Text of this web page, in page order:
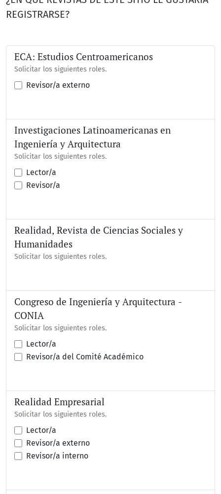
REGISTRARSE?
ECA: Estudios Centroamericanos
Solicitar los siguientes roles.
Revisor/a externo
Investigaciones Latinoamericanas en
Ingeniería y Arquitectura
Solicitar los siguientes roles.
Lector/a
Revisor/a
Realidad, Revista de Ciencias Sociales y
Humanidades
Solicitar los siguientes roles.
Congreso de Ingeniería y Arquitectura -
CONIA
Solicitar los siguientes roles.
Lector/a
Revisor/a del Comité Académico
Realidad Empresarial
Solicitar los siguientes roles.
Lector/a
Revisor/a externo
Revisor/a interno